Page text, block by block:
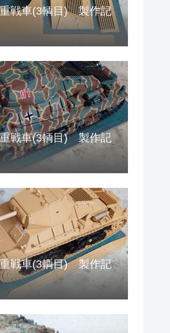
戦車(3輌目) 製作記
戦車(3輌目) 製作記
戦車(3輌目) 製作記